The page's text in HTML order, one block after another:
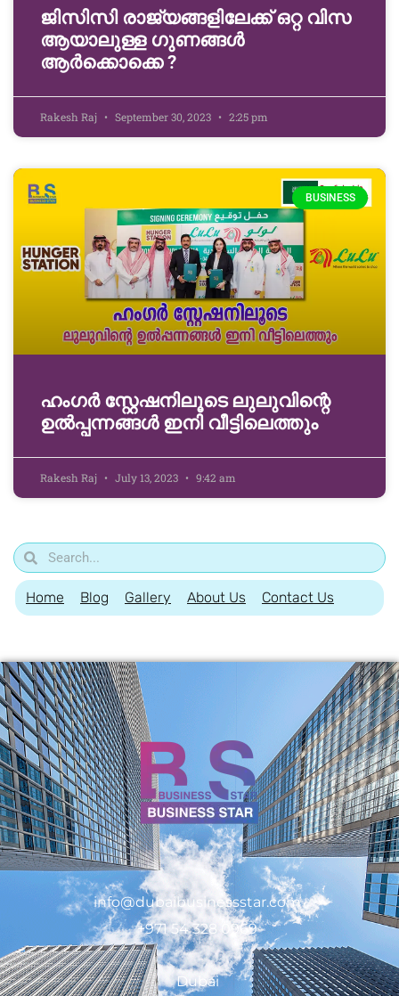
ജിസിസി രാജ്യങ്ങളിലേക്ക് ഒറ്റ വിസ
ആയാലുള്ള ഗുണങ്ങൾ
ആർക്കൊക്കെ ?
Rakesh Raj September 30, 2023 2:25 pm
BUSINESS
ഹംഗർ സ്റ്റേഷനിലൂടെ ലുലുവിന്റെ
ഉൽപ്പന്നങ്ങൾ ഇനി വീട്ടിലെത്തും
Rakesh Raj July 13, 2023 9:42 am
Home Blog Gallery About Us Contact Us
info@dubaibusinessstar.com
+971 54 328 0969
Dubai